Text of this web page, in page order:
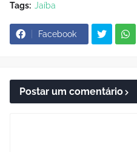
Tags: Jaíba
Facebook
Postar um comentário